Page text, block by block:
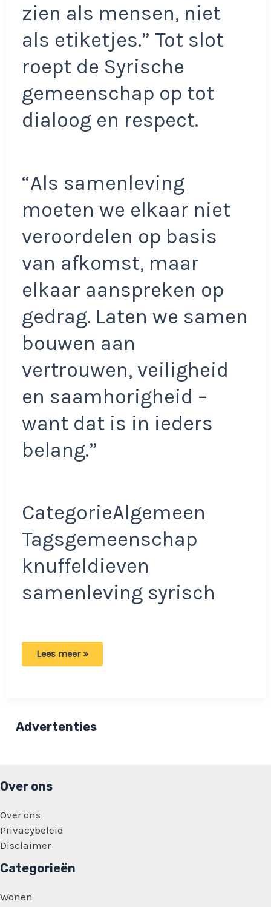
zien als mensen, niet
als etiketjes.” Tot slot
roept de Syrische
gemeenschap op tot
dialoog en respect.
“Als samenleving
moeten we elkaar niet
veroordelen op basis
van afkomst, maar
elkaar aanspreken op
gedrag. Laten we samen
bouwen aan
vertrouwen, veiligheid
en saamhorigheid –
want dat is in ieders
belang.”
CategorieAlgemeen
Tagsgemeenschap
knuffeldieven
samenleving syrisch
Syrische
kam
Lees meer »
Advertenties
Over ons
Over ons
Privacybeleid
Disclaimer
Categorieën
Wonen